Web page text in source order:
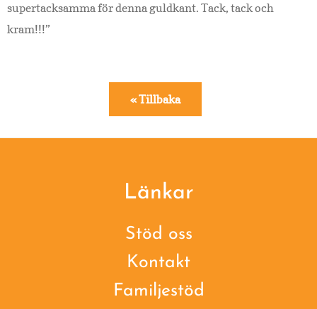
supertacksamma för denna guldkant. Tack, tack och
kram!!!”
« Tillbaka
Länkar
Stöd oss
Kontakt
Familjestöd